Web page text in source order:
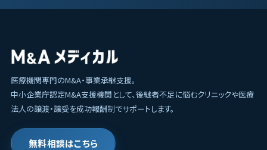
医療機関専門のM&A・事業承継支援。
中小企業庁認定M&A支援機関として、後継者不足に悩むクリニックや医療
法人の譲渡・譲受を成功報酬制でサポートします。
無料相談はこちら